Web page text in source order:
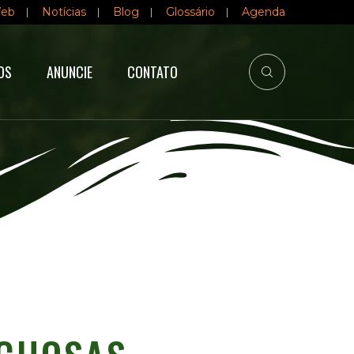
Notícias Blog Glossário Agenda
ANUNCIE CONTATO